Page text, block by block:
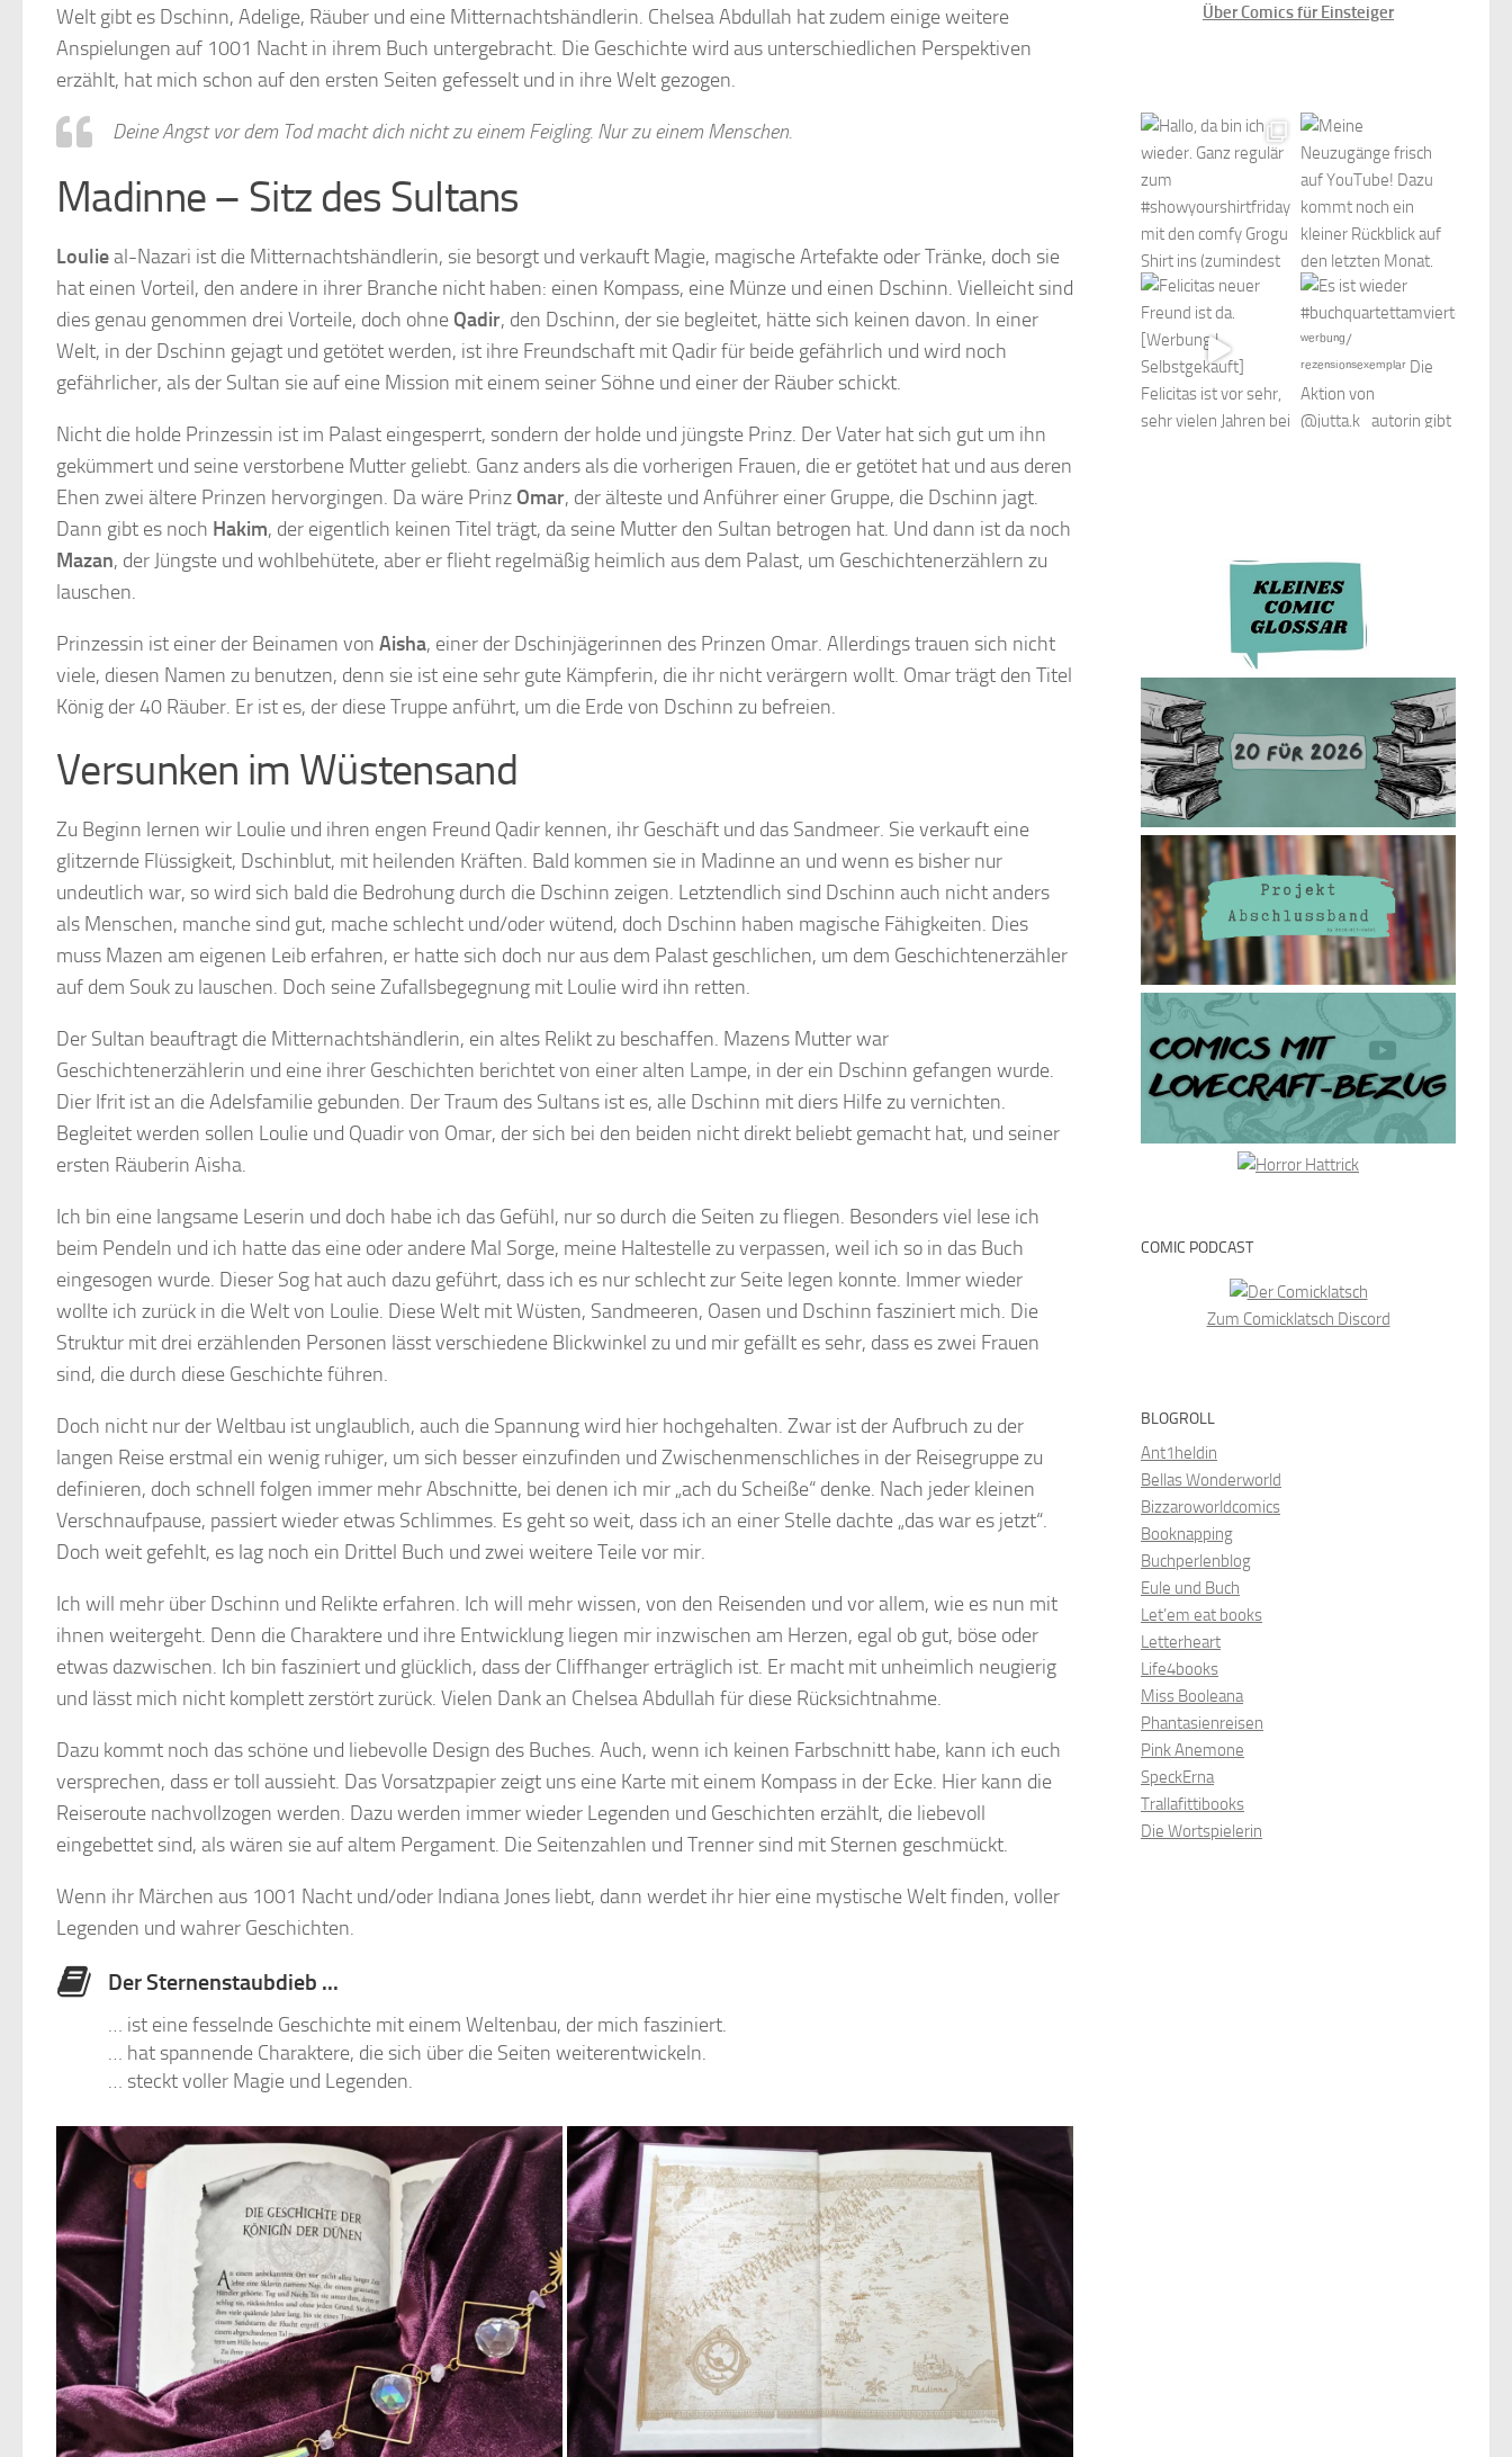
Welt gibt es Dschinn, Adelige, Räuber und eine Mitternachtshändlerin. Chelsea Abdullah hat zudem einige weitere
Anspielungen auf 1001 Nacht in ihrem Buch untergebracht. Die Geschichte wird aus unterschiedlichen Perspektiven
erzählt, hat mich schon auf den ersten Seiten gefesselt und in ihre Welt gezogen.
Deine Angst vor dem Tod macht dich nicht zu einem Feigling. Nur zu einem Menschen.
Madinne – Sitz des Sultans
Loulieal-Nazari ist die Mitternachtshändlerin, sie besorgt und verkauft Magie, magische Artefakte oder Tränke, doch sie
hat einen Vorteil, den andere in ihrer Branche nicht haben: einen Kompass, eine Münze und einen Dschinn. Vielleicht sind
dies genau genommen drei Vorteile, doch ohne Qadir, den Dschinn, der sie begleitet, hätte sich keinen davon. In einer
Welt, in der Dschinn gejagt und getötet werden, ist ihre Freundschaft mit Qadir für beide gefährlich und wird noch
gefährlicher, als der Sultan sie auf eine Mission mit einem seiner Söhne und einer der Räuber schickt.
Nicht die holde Prinzessin ist im Palast eingesperrt, sondern der holde und jüngste Prinz. Der Vater hat sich gut um ihn
gekümmert und seine verstorbene Mutter geliebt. Ganz anders als die vorherigen Frauen, die er getötet hat und aus deren
Ehen zwei ältere Prinzen hervorgingen. Da wäre Prinz Omar, der älteste und Anführer einer Gruppe, die Dschinn jagt.
Dann gibt es noch Hakim, der eigentlich keinen Titel trägt, da seine Mutter den Sultan betrogen hat. Und dann ist da noch
Mazan, der Jüngste und wohlbehütete, aber er flieht regelmäßig heimlich aus dem Palast, um Geschichtenerzählern zu
lauschen.
Prinzessin ist einer der Beinamen von Aisha, einer der Dschinjägerinnen des Prinzen Omar. Allerdings trauen sich nicht
viele, diesen Namen zu benutzen, denn sie ist eine sehr gute Kämpferin, die ihr nicht verärgern wollt. Omar trägt den Titel
König der 40 Räuber. Er ist es, der diese Truppe anführt, um die Erde von Dschinn zu befreien.
Versunken im Wüstensand
Zu Beginn lernen wir Loulie und ihren engen Freund Qadir kennen, ihr Geschäft und das Sandmeer. Sie verkauft eine
glitzernde Flüssigkeit, Dschinblut, mit heilenden Kräften. Bald kommen sie in Madinne an und wenn es bisher nur
undeutlich war, so wird sich bald die Bedrohung durch die Dschinn zeigen. Letztendlich sind Dschinn auch nicht anders
als Menschen, manche sind gut, mache schlecht und/oder wütend, doch Dschinn haben magische Fähigkeiten. Dies
muss Mazen am eigenen Leib erfahren, er hatte sich doch nur aus dem Palast geschlichen, um dem Geschichtenerzähler
auf dem Souk zu lauschen. Doch seine Zufallsbegegnung mit Loulie wird ihn retten.
Der Sultan beauftragt die Mitternachtshändlerin, ein altes Relikt zu beschaffen. Mazens Mutter war
Geschichtenerzählerin und eine ihrer Geschichten berichtet von einer alten Lampe, in der ein Dschinn gefangen wurde.
Dier Ifrit ist an die Adelsfamilie gebunden. Der Traum des Sultans ist es, alle Dschinn mit diers Hilfe zu vernichten.
Begleitet werden sollen Loulie und Quadir von Omar, der sich bei den beiden nicht direkt beliebt gemacht hat, und seiner
ersten Räuberin Aisha.
Ich bin eine langsame Leserin und doch habe ich das Gefühl, nur so durch die Seiten zu fliegen. Besonders viel lese ich
beim Pendeln und ich hatte das eine oder andere Mal Sorge, meine Haltestelle zu verpassen, weil ich so in das Buch
eingesogen wurde. Dieser Sog hat auch dazu geführt, dass ich es nur schlecht zur Seite legen konnte. Immer wieder
wollte ich zurück in die Welt von Loulie. Diese Welt mit Wüsten, Sandmeeren, Oasen und Dschinn fasziniert mich. Die
Struktur mit drei erzählenden Personen lässt verschiedene Blickwinkel zu und mir gefällt es sehr, dass es zwei Frauen
sind, die durch diese Geschichte führen.
Doch nicht nur der Weltbau ist unglaublich, auch die Spannung wird hier hochgehalten. Zwar ist der Aufbruch zu der
langen Reise erstmal ein wenig ruhiger, um sich besser einzufinden und Zwischenmenschliches in der Reisegruppe zu
definieren, doch schnell folgen immer mehr Abschnitte, bei denen ich mir „ach du Scheiße“ denke. Nach jeder kleinen
Verschnaufpause, passiert wieder etwas Schlimmes. Es geht so weit, dass ich an einer Stelle dachte „das war es jetzt“.
Doch weit gefehlt, es lag noch ein Drittel Buch und zwei weitere Teile vor mir.
Ich will mehr über Dschinn und Relikte erfahren. Ich will mehr wissen, von den Reisenden und vor allem, wie es nun mit
ihnen weitergeht. Denn die Charaktere und ihre Entwicklung liegen mir inzwischen am Herzen, egal ob gut, böse oder
etwas dazwischen. Ich bin fasziniert und glücklich, dass der Cliffhanger erträglich ist. Er macht mit unheimlich neugierig
und lässt mich nicht komplett zerstört zurück. Vielen Dank an Chelsea Abdullah für diese Rücksichtnahme.
Dazu kommt noch das schöne und liebevolle Design des Buches. Auch, wenn ich keinen Farbschnitt habe, kann ich euch
versprechen, dass er toll aussieht. Das Vorsatzpapier zeigt uns eine Karte mit einem Kompass in der Ecke. Hier kann die
Reiseroute nachvollzogen werden. Dazu werden immer wieder Legenden und Geschichten erzählt, die liebevoll
eingebettet sind, als wären sie auf altem Pergament. Die Seitenzahlen und Trenner sind mit Sternen geschmückt.
Wenn ihr Märchen aus 1001 Nacht und/oder Indiana Jones liebt, dann werdet ihr hier eine mystische Welt finden, voller
Legenden und wahrer Geschichten.
Der Sternenstaubdieb ...
… ist eine fesselnde Geschichte mit einem Weltenbau, der mich fasziniert.
… hat spannende Charaktere, die sich über die Seiten weiterentwickeln.
… steckt voller Magie und Legenden.
Über Comics für Einsteiger
COMIC PODCAST
Zum Comicklatsch Discord
BLOGROLL
Ant1heldin
Bellas Wonderworld
Bizzaroworldcomics
Booknapping
Buchperlenblog
Eule und Buch
Let’em eat books
Letterheart
Life4books
Miss Booleana
Phantasienreisen
Pink Anemone
SpeckErna
Trallafittibooks
Die Wortspielerin